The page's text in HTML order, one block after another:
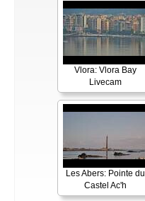
Vlora: Vlora Bay
Livecam
Les Abers: Pointe du
Castel Ac'h